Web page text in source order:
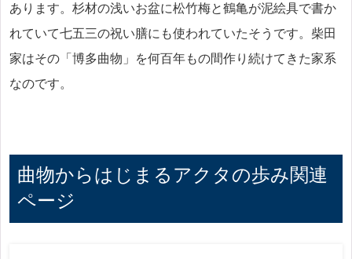
あります。杉材の浅いお盆に松竹梅と鶴亀が泥絵具で書か
れていて七五三の祝い膳にも使われていたそうです。柴田
家はその「博多曲物」を何百年もの間作り続けてきた家系
なのです。
曲物からはじまるアクタの歩み関連
ページ